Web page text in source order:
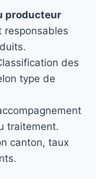
producteur
responsables
des
type de
traitement.
canton, taux